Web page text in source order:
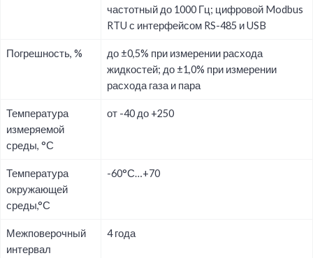
частотный до 1000 Гц; цифровой Modbus
RTU с интерфейсом RS-485 и USB
Погрешность, %
до ±0,5% при измерении расхода
жидкостей; до ±1,0% при измерении
расхода газа и пара
Температура
измеряемой
среды, °С
от -40 до +250
Температура
окружающей
среды,°С
-60°С…+70
Межповерочный
интервал
4 года